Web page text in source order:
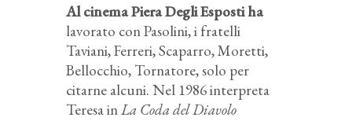
Al cinema Piera Degli Esposti ha
lavorato con Pasolini, i fratelli
Taviani, Ferreri, Scaparro, Moretti,
Bellocchio, Tornatore, solo per
citarne alcuni. Nel 1986 interpreta
Teresa inLa Coda del Diavolo